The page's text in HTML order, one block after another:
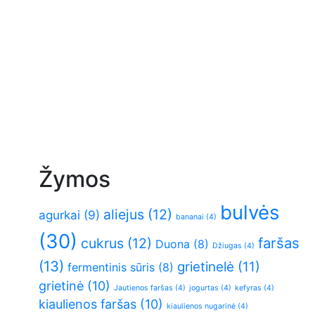
Žymos
agurkai (9) aliejus (12) bananai (4)
bulvės
(30) cukrus (12) Duona (8) Džiugas (4) faršas
(13) fermentinis sūris (8) grietinelė (11)
grietinė (10) Jautienos faršas (4) jogurtas (4) kefyras (4)
kiaulienos faršas (10) kiaulienos nugarinė (4)